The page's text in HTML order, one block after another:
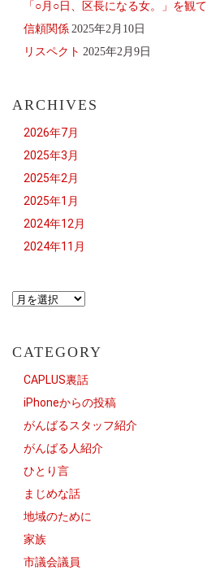
「○月○日、区長になる女。」を観て
信頼関係 2025年2月10日
リスペクト 2025年2月9日
ARCHIVES
2026年7月
2025年3月
2025年2月
2025年1月
2024年12月
2024年11月
CATEGORY
CAPLUS裏話
iPhoneからの投稿
がんばるスタッフ紹介
がんばる人紹介
ひとり言
まじめな話
地域のために
家族
市議会議員